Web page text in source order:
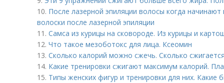
10. После лазерной эпиляции волосы когда
волоски после лазерной эпиляции
11. Самса из курицы на сковороде. Из курицы и
12. Что такое мезоботокс для лица. Ксеомин
13. Сколько калорий можно сжечь. Сколько
14. Какие тренировки сжигают максимум калорий.
15. Типы женских фигур и тренировки для них.